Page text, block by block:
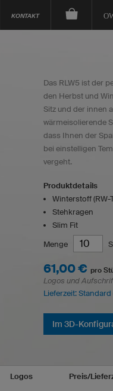
KONTAKT
Das RLW5 ist der
den Herbst und
Sitz und der innen
wärmeisolierende
dass Ihnen der
bei einstelligen
vergeht.
Produktdetails
Winterstoff (RW-
Stehkragen
Slim Fit
Menge
61,00 € pro
Logos und
Lieferzeit: Standard
Im 3D-
Logos Preis/